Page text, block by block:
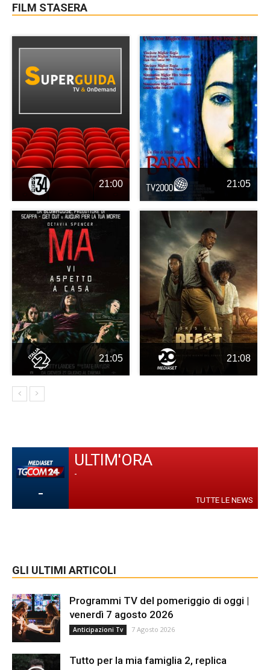
FILM STASERA
21:00 21:05
21:05 21:08
-
ULTIM'ORA
-
TUTTE LE NEWS
GLI ULTIMI ARTICOLI
Programmi TV del pomeriggio di oggi |
venerdì 7 agosto 2026
Anticipazioni Tv 7 Agosto 2026
Tutto per la mia famiglia 2, replica